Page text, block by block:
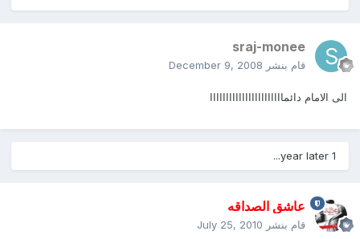
sraj-monee
قام بنشر December 9, 2008
الى الامام دائمااااااااااااااااااااااا
عاشق الصداقه
قام بنشر July 25, 2010